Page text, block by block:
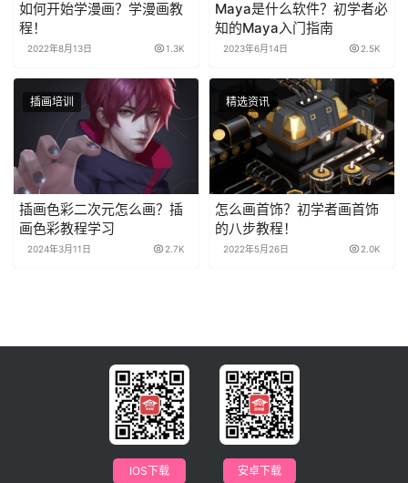
如何开始学漫画？学漫画教
程！
2022年8月13日 1.3K
Maya是什么软件？初学者必
知的Maya入门指南
2023年6月14日 2.5K
插画培训
插画色彩二次元怎么画？插
画色彩教程学习
2024年3月11日 2.7K
精选资讯
怎么画首饰？初学者画首饰
的八步教程！
2022年5月26日 2.0K
IOS下载 安卓下载